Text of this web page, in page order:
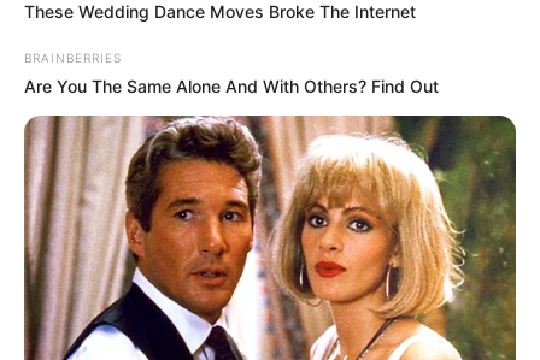
These Wedding Dance Moves Broke The Internet
BRAINBERRIES
Are You The Same Alone And With Others? Find Out